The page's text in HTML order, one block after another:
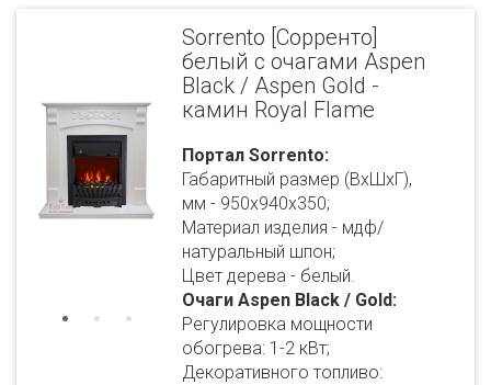
Sorrento [Сорренто]
белый с очагами Aspen
Black / Aspen Gold -
камин Royal Flame
Портал Sorrento:
Габаритный размер (ВхШхГ),
мм - 950х940х350;
Материал изделия - мдф/
натуральный шпон;
Цвет дерева - белый.
Очаги Aspen Black / Gold:
Регулировка мощности
обогрева: 1-2 кВт;
Декоративного топливо: